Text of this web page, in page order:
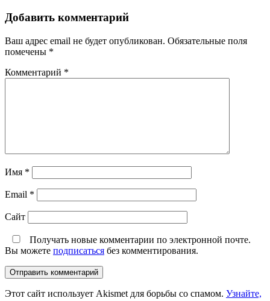
Добавить комментарий
Ваш адрес email не будет опубликован. Обязательные поля
помечены *
Комментарий *
Имя *
Email *
Сайт
Получать новые комментарии по электронной почте.
Вы можете подписаться без комментирования.
Этот сайт использует Akismet для борьбы со спамом. Узнайте,